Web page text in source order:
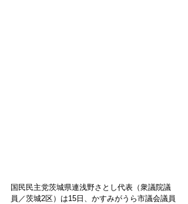
国民民主党茨城県連浅野さとし代表（衆議院議
員／茨城2区）は15日、かすみがうら市議会議員